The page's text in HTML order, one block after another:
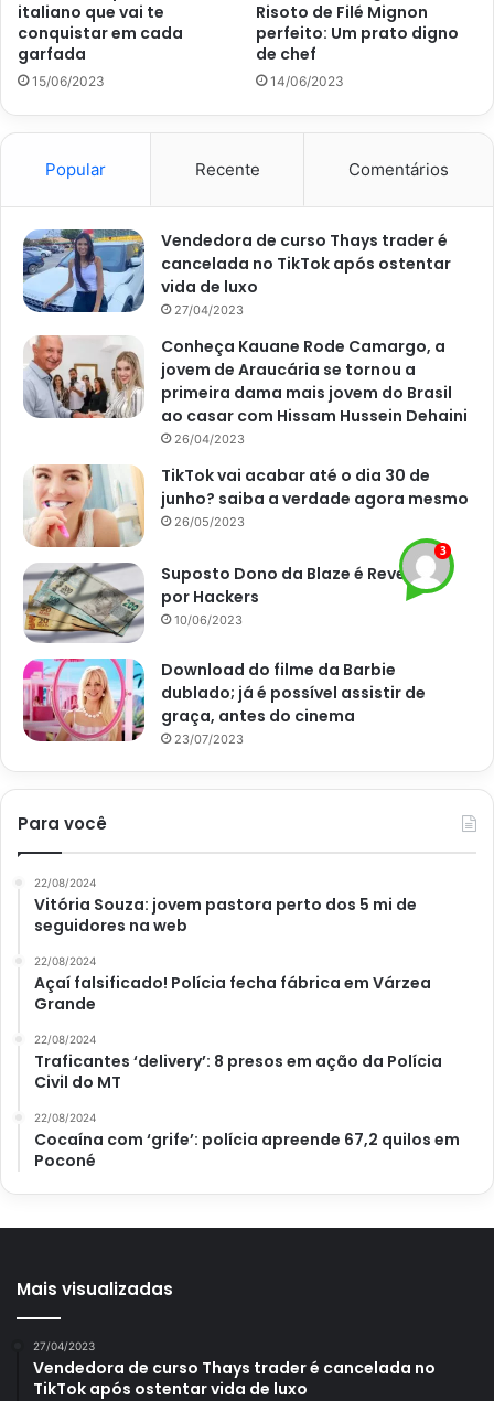
Deixe o frango descansar para então cortar em fatias
pequenas e finas.
Faça o molho do iorgurte em uma tigela pequena,
alface, tomates-cereja e cebola roxa. E finalize
adicionando o frango fatiado por cima e salpique o queijo
feta.
Sirva a salada com o molho de iogurte por cima e depois
nos conte a explosão de sabores.
Avalie este post post
receita leve para almoço receita simples
reeceita de frango grelhado
salada de frango
italiano que vai te
conquistar em cada
garfada
15/06/2023
Risoto de Filé Mignon
perfeito: Um prato digno
de chef
14/06/2023
Popular Recente Comentários
Vendedora de curso Thays trader é
cancelada no TikTok após ostentar
vida de luxo
27/04/2023
Conheça Kauane Rode Camargo, a
jovem de Araucária se tornou a
primeira dama mais jovem do Brasil
ao casar com Hissam Hussein Dehaini
26/04/2023
TikTok vai acabar até o dia 30 de
junho? saiba a verdade agora mesmo
26/05/2023
Suposto Dono da Blaze é Revelado
por Hackers
10/06/2023
Download do filme da Barbie
dublado; já é possível assistir de
graça, antes do cinema
23/07/2023
Para você
22/08/2024
Vitória Souza: jovem pastora perto dos 5 mi de
seguidores na web
22/08/2024
Açaí falsificado! Polícia fecha fábrica em Várzea
Grande
22/08/2024
Traficantes ‘delivery’: 8 presos em ação da Polícia
Civil do MT
22/08/2024
Cocaína com ‘grife’: polícia apreende 67,2 quilos em
Poconé
Mais visualizadas
27/04/2023
Vendedora de curso Thays trader é cancelada no
TikTok após ostentar vida de luxo